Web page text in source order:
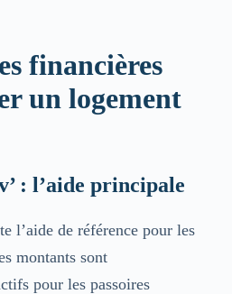
financières
un logement
: l’aide principale
l’aide de référence pour les
montants sont
pour les passoires